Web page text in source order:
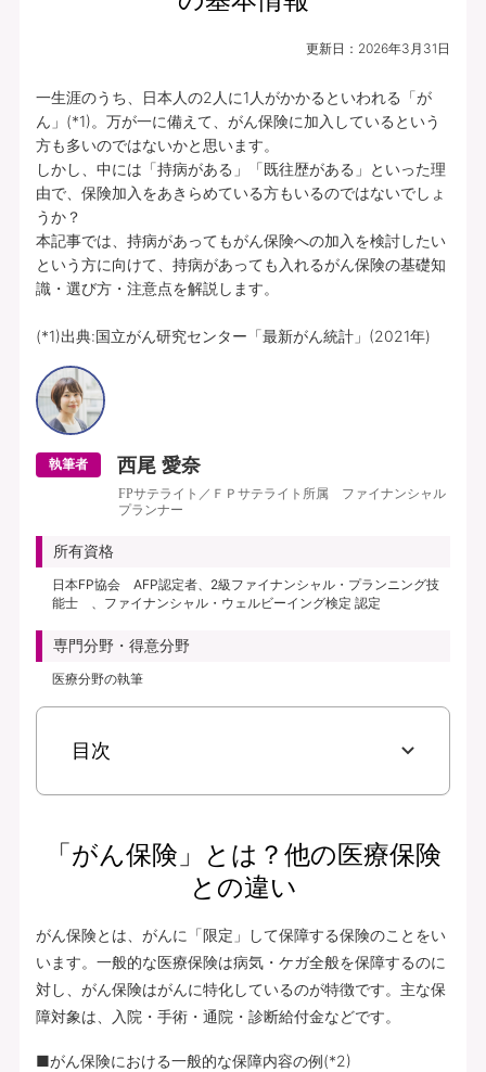
更新日： 2026年3月31日
一生涯のうち、日本人の2人に1人がかかるといわれる「が
ん」(*1)。万が一に備えて、がん保険に加入しているという
方も多いのではないかと思います。
しかし、中には「持病がある」「既往歴がある」といった理
由で、保険加入をあきらめている方もいるのではないでしょ
うか？
本記事では、持病があってもがん保険への加入を検討したい
という方に向けて、持病があっても入れるがん保険の基礎知
識・選び方・注意点を解説します。
(*1)出典:国立がん研究センター「最新がん統計」(2021年)
執筆者 西尾 愛奈
FPサテライト／ＦＰサテライト所属 ファイナンシャル
プランナー
所有資格
日本FP協会 AFP認定者、2級ファイナンシャル・プランニング技
能士 、ファイナンシャル・ウェルビーイング検定 認定
専門分野・得意分野
医療分野の執筆
目次
「がん保険」とは？他の医療保険
との違い
がん保険とは、がんに「限定」して保障する保険のことをい
います。一般的な医療保険は病気・ケガ全般を保障するのに
対し、がん保険はがんに特化しているのが特徴です。主な保
障対象は、入院・手術・通院・診断給付金などです。
■がん保険における一般的な保障内容の例(*2)